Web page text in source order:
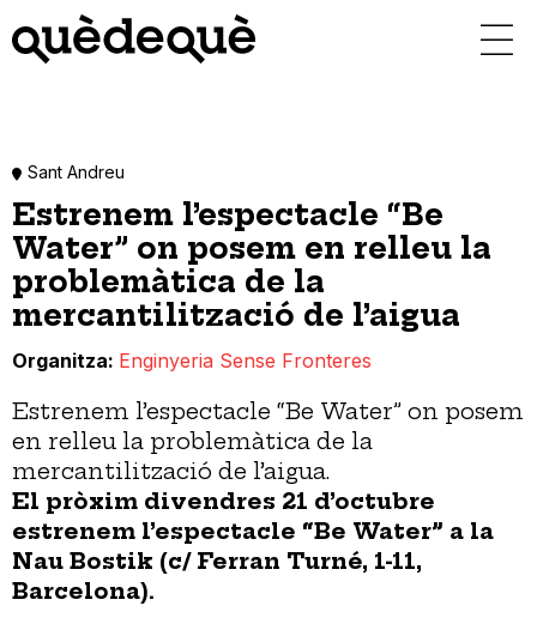
contingut
Sant Andreu
Estrenem l’espectacle “Be
Water” on posem en relleu la
problemàtica de la
mercantilització de l’aigua
Organitza Enginyeria Sense Fronteres
Estrenem l’espectacle “Be Water” on posem
en relleu la problemàtica de la
mercantilització de l’aigua.
El pròxim divendres 21 d’octubre
estrenem l’espectacle “Be Water” a la
Nau Bostik (c/ Ferran Turné, 1-11,
Barcelona).